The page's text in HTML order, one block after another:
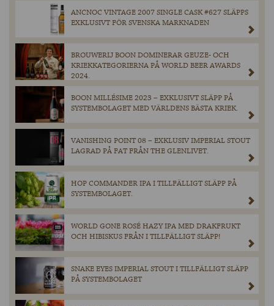
ANCNOC VINTAGE 2007 SINGLE CASK #627 SLÄPPS
EXKLUSIVT FÖR SVENSKA MARKNADEN
BROUWERIJ BOON DOMINERAR GEUZE- OCH
KRIEKKATEGORIERNA PÅ WORLD BEER AWARDS
2024.
BOON MILLÉSIME 2023 – EXKLUSIVT SLÄPP PÅ
SYSTEMBOLAGET MED VÄRLDENS BÄSTA KRIEK.
VANISHING POINT 08 – EXKLUSIV IMPERIAL STOUT
LAGRAD PÅ FAT FRÅN THE GLENLIVET.
HOP COMMANDER IPA I TILLFÄLLIGT SLÄPP PÅ
SYSTEMBOLAGET.
WORLD GONE ROSÉ HAZY IPA MED DRAKFRUKT
OCH HIBISKUS FRÅN I TILLFÄLLIGT SLÄPP!
SNAKE EYES IMPERIAL STOUT I TILLFÄLLIGT SLÄPP
PÅ SYSTEMBOLAGET